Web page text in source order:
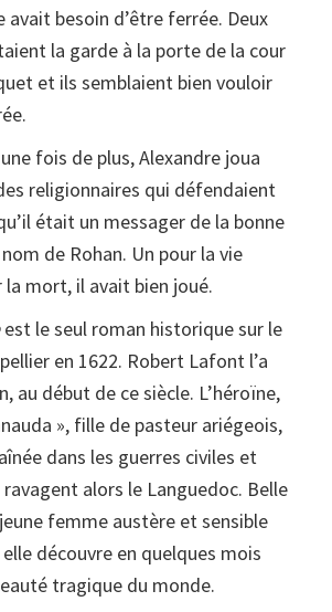
avait besoin d’être ferrée. Deux
la garde à la porte de la cour
et ils semblaient bien vouloir
fois de plus, Alexandre joua
religionnaires qui défendaient
était un messager de la bonne
de Rohan. Un pour la vie
la mort, il avait bien joué.
est le seul roman historique sur le
en 1622. Robert Lafont l’a
au début de ce siècle. L’héroïne,
», fille de pasteur ariégeois,
dans les guerres civiles et
alors le Languedoc. Belle
femme austère et sensible
découvre en quelques mois
tragique du monde.